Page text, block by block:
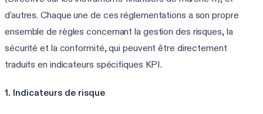
d'autres. Chaque une de ces réglementations a son propre
ensemble de règles concernant la gestion des risques, la
sécurité et la conformité, qui peuvent être directement
traduits en indicateurs spécifiques KPI.
1. Indicateurs de risque